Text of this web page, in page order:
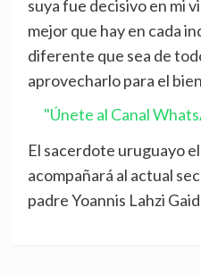
suya fue decisivo en mi
mejor que hay en cada
diferente que sea de
aprovecharlo para el
"Únete al Canal
El sacerdote uruguayo
acompañará al actual
padre Yoannis Lahzi